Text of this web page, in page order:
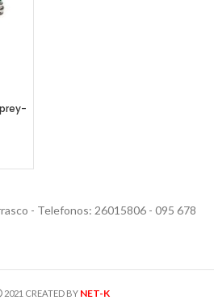
- Telefonos: 26015806 - 095 678
2021 CREATED BY NET-K